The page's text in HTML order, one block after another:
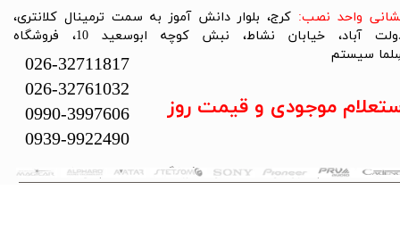
تمام حقوق این سایت متعلق به فروشگاه سلما سیستم می‌باشد.
واحد نصب: کرج، بلوار دانش آموز به سمت ترمینال کلانتری،
دولت آباد، خیابان نشاط، نبش کوچه ابوسعید 10، فروشگاه
سیستم​​​​​​​
026-32711817
026-32761032
0990-3997606
0939-9922490
موجودی و قیمت روز